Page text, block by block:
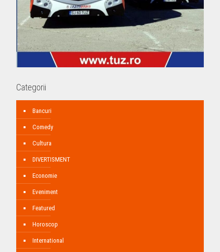
Categorii
Bancuri
Comedy
Cultura
DIVERTISMENT
Economie
Eveniment
Featured
Horoscop
International